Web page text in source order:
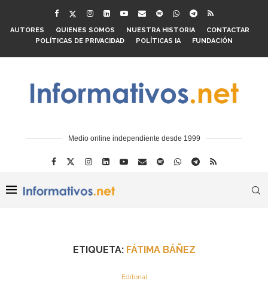
AUTORES QUIENES SOMOS NUESTRA HISTORIA
CONTACTAR
POLÍTICAS DE PRIVACIDAD
POLÍTICAS IA FUNDACIÓN
Medio online independiente desde 1999
ETIQUETA: FÁTIMA BÁÑEZ
Editorial